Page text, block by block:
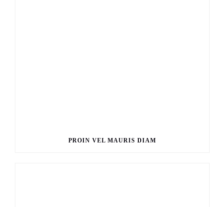
PROIN VEL MAURIS DIAM